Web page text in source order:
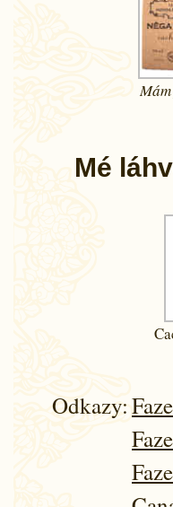
Mé
Odkazy: